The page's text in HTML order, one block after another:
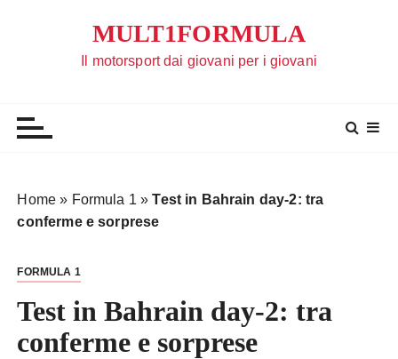
MULT1FORMULA
Il motorsport dai giovani per i giovani
Home » Formula 1 »Test in Bahrain day-2: tra
conferme e sorprese
FORMULA 1
Test in Bahrain day-2: tra
conferme e sorprese